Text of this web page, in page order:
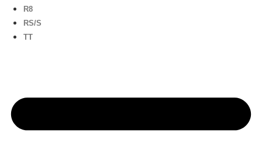
R8
RS/S
TT